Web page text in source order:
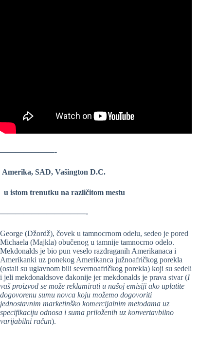
———————-
Amerika, SAD, Vašington D.C.
u istom trenutku na različitom mestu
———————————-
George (Džordž), čovek u tamnocrnom odelu, sedeo je pored
Michaela (Majkla) obučenog u tamnije tamnocrno odelo.
Mekdonalds je bio pun veselo razdraganih Amerikanaca i
Amerikanki uz ponekog Amerikanca južnoafričkog porekla
(ostali su uglavnom bili severnoafričkog porekla) koji su sedeli
i jeli mekdonaldsove đakonije jer mekdonalds je prava stvar (I
vaš proizvod se može reklamirati u našoj emisiji ako uplatite
dogovorenu sumu novca koju možemo dogovoriti
jednostavnim marketinško komercijalnim metodama uz
specifikaciju odnosa i suma priloženih uz konvertavbilno
varijabilni račun).